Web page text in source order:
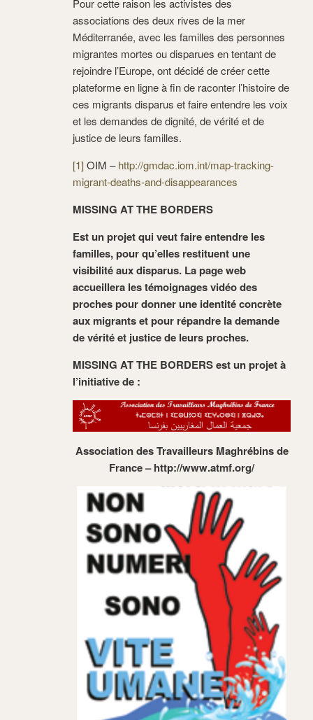
Pour cette raison les activistes des
associations des deux rives de la mer
Méditerranée, avec les familles des personnes
migrantes mortes ou disparues en tentant de
rejoindre l’Europe, ont décidé de créer cette
plateforme en ligne à fin de raconter l’histoire de
ces migrants disparus et faire entendre les voix
et les demandes de dignité, de vérité et de
justice de leurs familles.
[1] OIM –http://gmdac.iom.int/map-tracking-
migrant-deaths-and-disappearances
MISSING AT THE BORDERS
Est un projet qui veut faire entendre les
familles, pour qu’elles restituent une
visibilité aux disparus. La page web
accueillera les témoignages vidéo des
proches pour donner une identité concrète
aux migrants et pour répandre la demande
de vérité et justice de leurs proches.
MISSING AT THE BORDERSest un projet à
l’initiative de :
Association des Travailleurs Maghrébins de
France – http://www.atmf.org/